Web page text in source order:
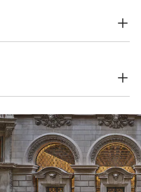
可以用于储存和再使用，
快递从周一到周五执行，
间的更多信息，请参考运